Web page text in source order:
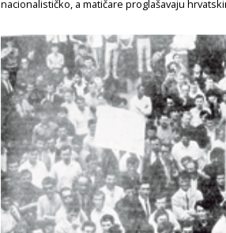
nacionalističko, a matičare proglašavaju